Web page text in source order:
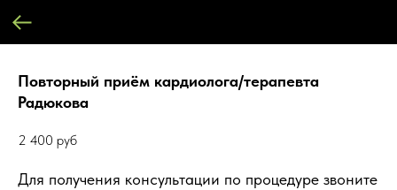
Повторный приём кардиолога/терапевта
Радюкова
2 400 руб
Для получения консультации по процедуре звоните